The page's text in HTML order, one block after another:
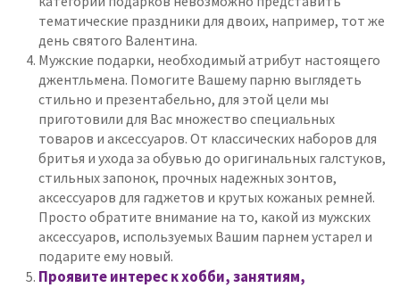
тематические праздники для двоих, например, тот же
день святого Валентина.
Мужские подарки, необходимый атрибут настоящего
джентльмена. Помогите Вашему парню выглядеть
стильно и презентабельно, для этой цели мы
приготовили для Вас множество специальных
товаров и аксессуаров. От классических наборов для
бритья и ухода за обувью до оригинальных галстуков,
стильных запонок, прочных надежных зонтов,
аксессуаров для гаджетов и крутых кожаных ремней.
Просто обратите внимание на то, какой из мужских
аксессуаров, используемых Вашим парнем устарел и
подарите ему новый.
Проявите интерес к хобби, занятиям,